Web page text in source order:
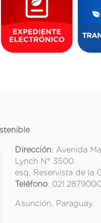
Dirección: Avenida
Lynch N° 3500.
esq. Reservista de la
Teléfono: 021
Asunción, Paraguay.